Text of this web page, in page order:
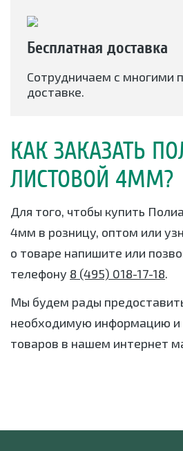
Бесплатная доставка
Сотрудничаем с многими
доставке.
КАК ЗАКАЗАТЬ
ЛИСТОВОЙ 4ММ?
Для того, чтобы купить
4мм в розницу, оптом или
о товаре напишите или
телефону 8 (495) 018-17-18.
Мы будем рады
необходимую информацию и
товаров в нашем интернет